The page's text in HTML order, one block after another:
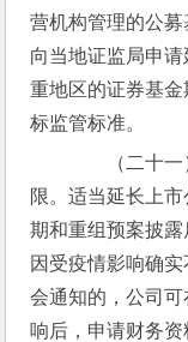
营机构管理的公
向当地证监局申
重地区的证券基
标监管标准。
（二十一）
限。适当延长上市
期和重组预案披
因受疫情影响确
会通知的，公司
响后，申请财务